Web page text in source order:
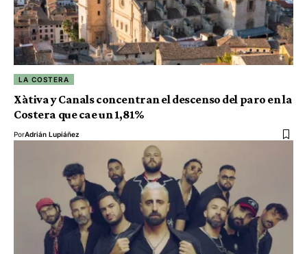
LA COSTERA
Xàtiva y Canals concentran el descenso del paro en la
Costera que cae un 1,81%
PorAdrián Lupiáñez